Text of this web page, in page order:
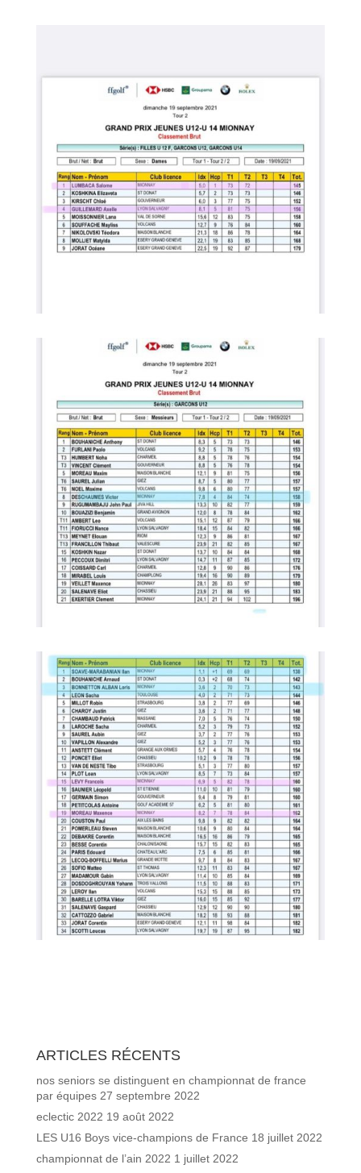
ARTICLES RÉCENTS
nos seniors se distinguent en championnat de france
par équipes 27 septembre 2022
eclectic 2022 19 août 2022
LES U16 Boys vice-champions de France 18 juillet 2022
championnat de l’ain 2022 1 juillet 2022